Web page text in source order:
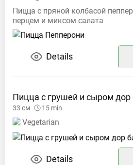
Пицца с пряной колбасой
перцем и миксом салата
Details
Пицца с грушей и сыром дор
33 см 15 min
Vegetarian
Details